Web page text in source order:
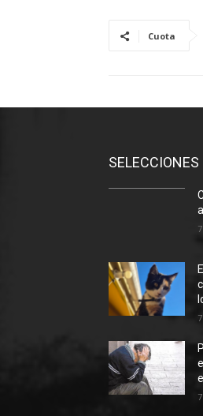
Cuota
SELECCIONES